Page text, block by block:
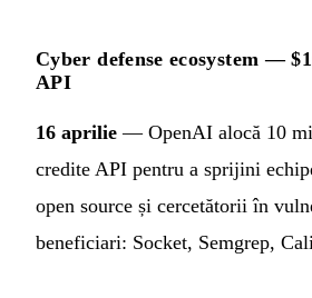
Cyber defense ecosystem —
API
16 aprilie — OpenAI alocă 10
credite API pentru a sprijini
open source și cercetătorii în
beneficiari: Socket, Semgrep,